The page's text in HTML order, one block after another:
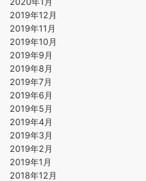
2019年12月
2019年11月
2019年10月
2019年9月
2019年8月
2019年7月
2019年6月
2019年5月
2019年4月
2019年3月
2019年2月
2019年1月
2018年12月